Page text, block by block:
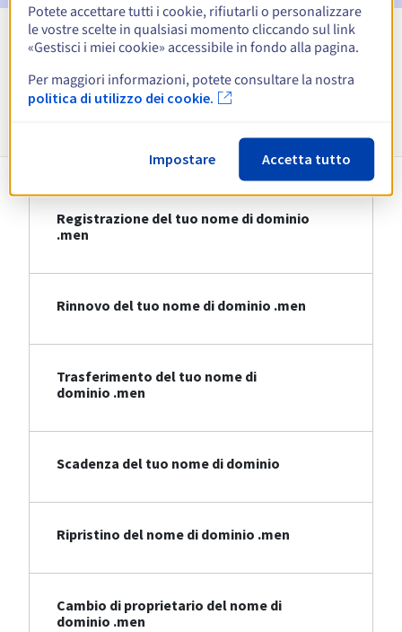
Visualizza tutte le estensioni
Informazioni su .men
Registrazione del tuo nome di dominio
.men
Rinnovo del tuo nome di dominio .men
Trasferimento del tuo nome di
dominio .men
Scadenza del tuo nome di dominio
Ripristino del nome di dominio .men
Cambio di proprietario del nome di
dominio .men
Potete accettare tutti i cookie, rifiutarli o personalizzare
le vostre scelte in qualsiasi momento cliccando sul link
«Gestisci i miei cookie» accessibile in fondo alla pagina.
Per maggiori informazioni, potete consultare la nostra
politica di utilizzo dei cookie.
Impostare Accetta tutto